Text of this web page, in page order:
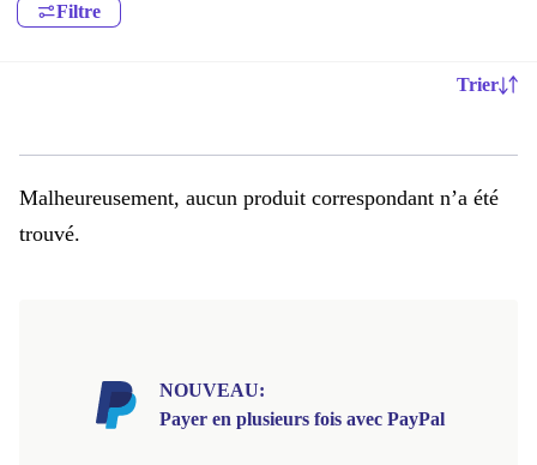
Filtre
Trier
Malheureusement, aucun produit correspondant n’a été
trouvé.
NOUVEAU:
Payer en plusieurs fois avec PayPal